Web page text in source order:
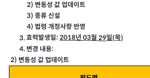
2) 변동성 값 업데이트
3) 종류 신설
4) 법령 개정사항 반영
3.효력발생일: 2018년 03월 29일(목)
4. 변경 내용:
2) 변동성 값 업데이트